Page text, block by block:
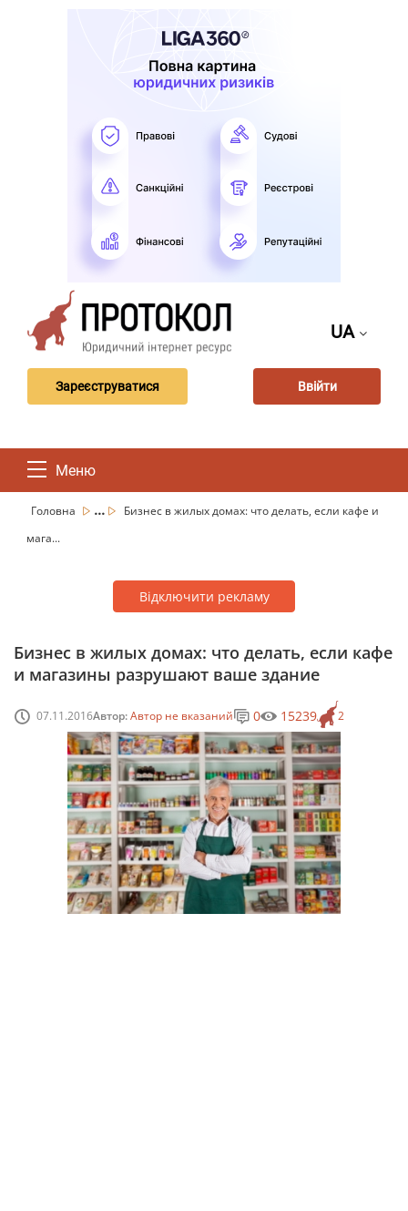
UA
Зареєструватися Ввійти
Меню
Головна ...
Бизнес в жилых домах: что делать, если кафе и
мага...
Відключити рекламу
Бизнес в жилых домах: что делать, если кафе
и магазины разрушают ваше здание
07.11.2016Автор:Автор не вказаний 2
0 15239